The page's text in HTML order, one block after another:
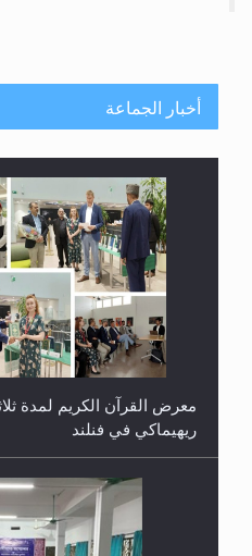
أخبار الجماعة
معرض القرآن الكريم لمدة
ريهيماكي في فنلند